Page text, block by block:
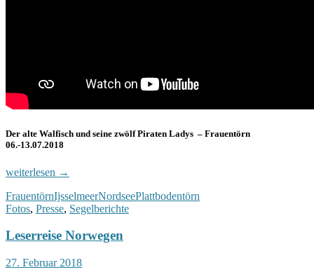
Der alte Walfisch und seine zwölf Piraten Ladys – Frauentörn
06.-13.07.2018
Impressionen
Frauentörn
2018
weiterlesen →
FrauentörnIjsselmeerNordseePlattbodentörn
Fotos, Presse, Segelberichte
Leserreise Norwegen
27. Februar 2018